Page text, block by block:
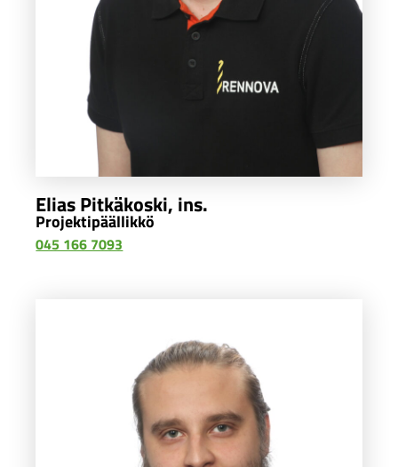
Elias Pitkäkoski, ins.
Projektipäällikkö
045 166 7093